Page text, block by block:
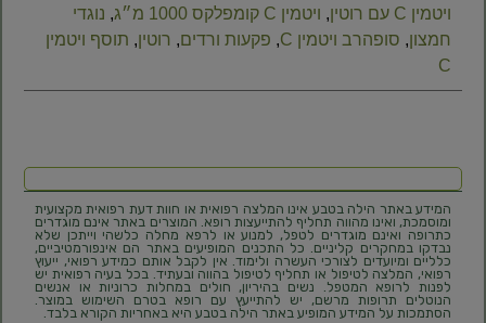
ויטמין C עם רוטין
, ויטמין C קומפלקס 1000 מ״ג , נוגדי
חמצון, סופהרב ויטמין C , פקעות ורדים, רוטין, תוסף ויטמין
C
המידע באתר הילה בטבע אינו המלצה רפואית או חוות דעת רפואית מקצועית
ומוסמכת, ואינו מהווה תחליף להתייעצות רופא. המוצרים באתר אינם מוגדרים
כתרופה ואינם מוגדרים לטפל, למנוע או לרפא מחלה כלשהי וייתכן שלא
נבדקו במחקרים קליניים. כל התכנים המופיעים באתר הם אינפורמטיביים,
כלליים ומיועדים לצורכי העשרה ולימוד. אין לקבל אותם כמידע רפואי, ייעוץ
רפואי, המלצה לטיפול או תחליף לטיפול בהווה ובעתיד. בכל בעיה רפואית יש
לפנות לרופא המטפל. נשים בהיריון, חולים במחלות כרוניות או אנשים
הנוטלים תרופות מרשם, יש להתייעץ עם רופא בטרם השימוש במוצר.
הסתמכות על המידע המופיע באתר הילה בטבע היא באחריות הקורא בלבד.